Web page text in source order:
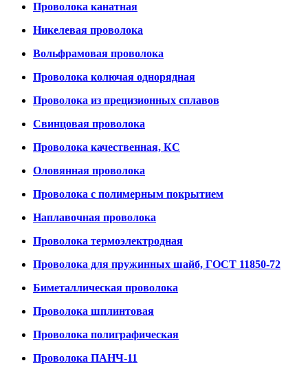
Проволока канатная
Никелевая проволока
Вольфрамовая проволока
Проволока колючая однорядная
Проволока из прецизионных сплавов
Свинцовая проволока
Проволока качественная, КС
Оловянная проволока
Проволока с полимерным покрытием
Наплавочная проволока
Проволока термоэлектродная
Проволока для пружинных шайб, ГОСТ 11850-72
Биметаллическая проволока
Проволока шплинтовая
Проволока полиграфическая
Проволока ПАНЧ-11